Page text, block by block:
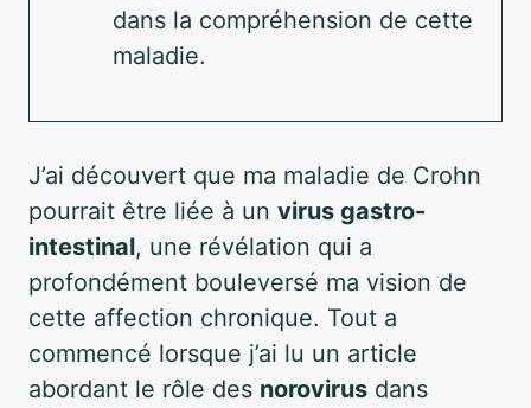
dans la compréhension de cette
maladie.
J’ai découvert que ma maladie de Crohn
pourrait être liée à un virus gastro-
intestinal, une révélation qui a
profondément bouleversé ma vision de
cette affection chronique. Tout a
commencé lorsque j’ai lu un article
abordant le rôle des norovirus dans